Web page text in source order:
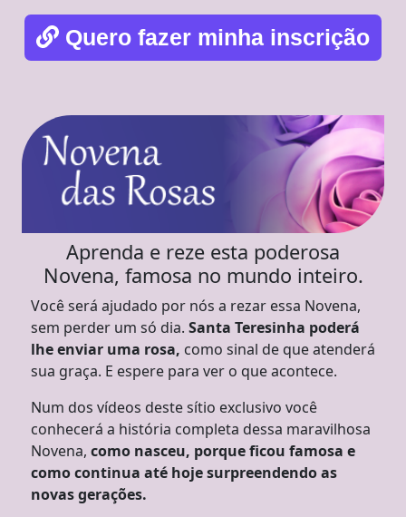
Quero fazer minha inscrição
Aprenda e reze esta poderosa
Novena, famosa no mundo inteiro.
Você será ajudado por nós a rezar essa Novena,
sem perder um só dia. Santa Teresinha poderá
lhe enviar uma rosa, como sinal de que atenderá
sua graça. E espere para ver o que acontece.
Num dos vídeos deste sítio exclusivo você
conhecerá a história completa dessa maravilhosa
Novena, como nasceu, porque ficou famosa e
como continua até hoje surpreendendo as
novas gerações.